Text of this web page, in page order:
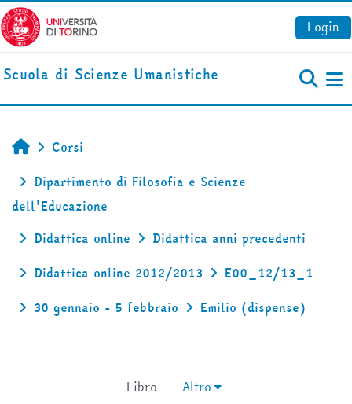
Vai al contenuto principale
Login
Scuola di Scienze Umanistiche
Home
Corsi
Dipartimento di Filosofia e Scienze
dell'Educazione
Didattica online
Didattica anni precedenti
Didattica online 2012/2013
E00_12/13_1
30 gennaio - 5 febbraio
Emilio (dispense)
Libro Altro